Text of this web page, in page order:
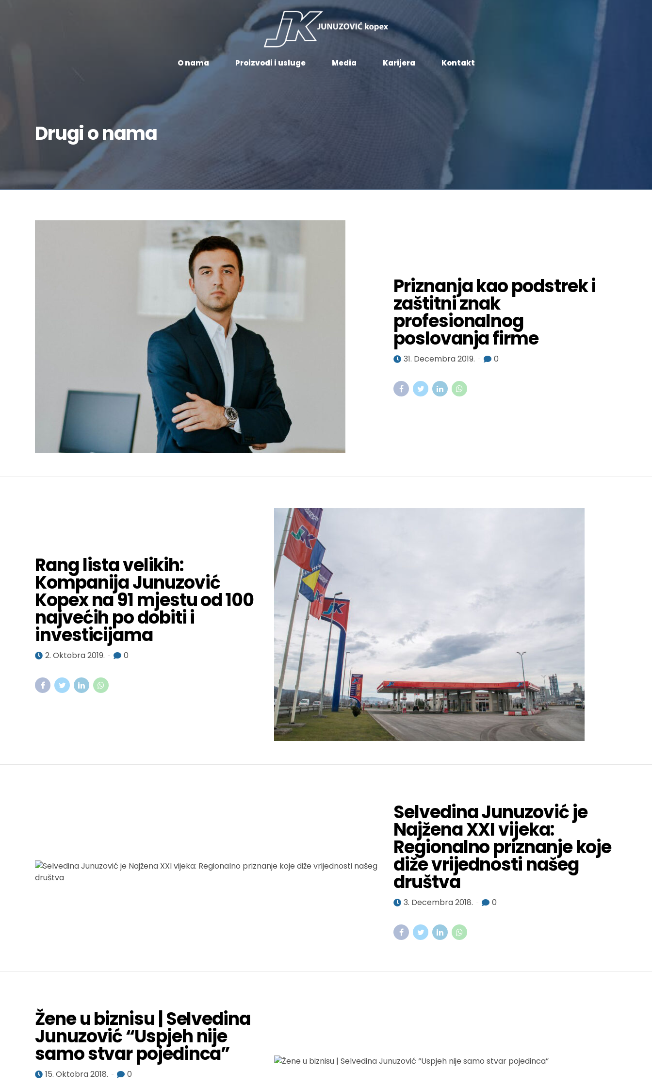
O nama Proizvodi i usluge Media Karijera Kontakt
Drugi o nama
Priznanja kao podstrek i
zaštitni znak
profesionalnog
poslovanja firme
31. Decembra 2019. 0
Rang lista velikih:
Kompanija Junuzović
Kopex na 91 mjestu od 100
najvećih po dobiti i
investicijama
2. Oktobra 2019. 0
Selvedina Junuzović je
Najžena XXI vijeka:
Regionalno priznanje koje
diže vrijednosti našeg
društva
3. Decembra 2018. 0
Žene u biznisu | Selvedina
Junuzović “Uspjeh nije
samo stvar pojedinca”
15. Oktobra 2018. 0